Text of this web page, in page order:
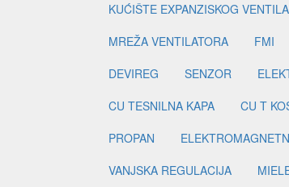
KUĆIŠTE EXPANZISKOG VENTILA
MREŽA VENTILATORA
FMI
DEVIREG
SENZOR
CU TESNILNA KAPA
CU T
PROPAN
VANJSKA REGULACIJA